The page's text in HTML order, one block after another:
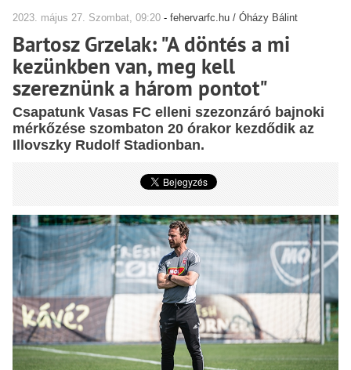
2023. május 27. Szombat, 09:20- fehervarfc.hu / Óházy Bálint
Bartosz Grzelak: "A döntés a mi
kezünkben van, meg kell
szereznünk a három pontot"
Csapatunk Vasas FC elleni szezonzáró bajnoki
mérkőzése szombaton 20 órakor kezdődik az
Illovszky Rudolf Stadionban.